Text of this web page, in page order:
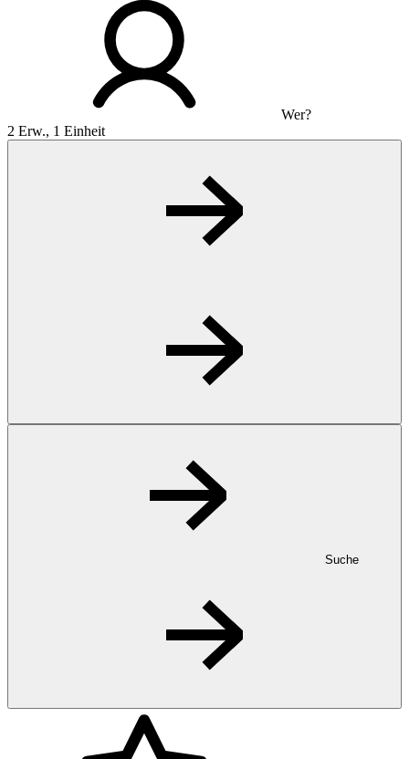
Wer?
2 Erw., 1 Einheit
Suche